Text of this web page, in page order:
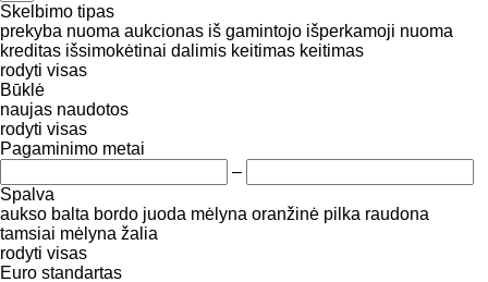
Skelbimo tipas
prekyba nuoma aukcionas iš gamintojo išperkamoji nuoma
kreditas išsimokėtinai dalimis keitimas keitimas
rodyti visas
Būklė
naujas naudotos
rodyti visas
Pagaminimo metai
–
Spalva
aukso balta bordo juoda mėlyna oranžinė pilka raudona
tamsiai mėlyna žalia
rodyti visas
Euro standartas